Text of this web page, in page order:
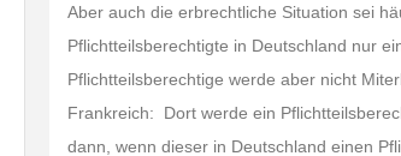
Aber auch die erbrechtliche Situation sei
Pflichtteilsberechtigte in Deutschland nur
Pflichtteilsberechtige werde aber nicht
Frankreich: Dort werde ein
dann, wenn dieser in Deutschland einen